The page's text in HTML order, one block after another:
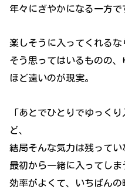
年々にぎやかになる一方で
楽しそうに入ってくれるな
そう思ってはいるものの
ほど遠いのが現実。
「あとでひとりでゆっく
ど、
結局そんな気力は残ってい
最初から一緒に入ってし
効率がよくて、いちばんの